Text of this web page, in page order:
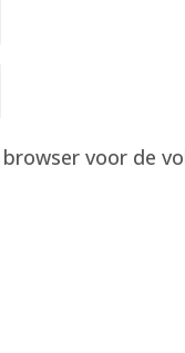
voor de